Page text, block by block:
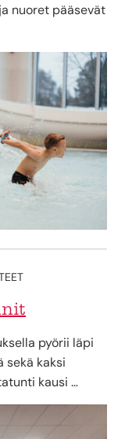
nuoret pääsevät
pyörii läpi
sekä kaksi
kausi …